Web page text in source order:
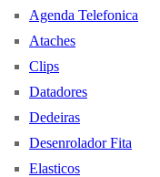
Agenda Telefonica
Ataches
Clips
Datadores
Dedeiras
Desenrolador Fita
Elasticos